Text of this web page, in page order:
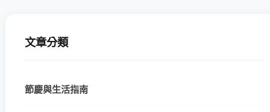
文章分類
節慶與生活指南